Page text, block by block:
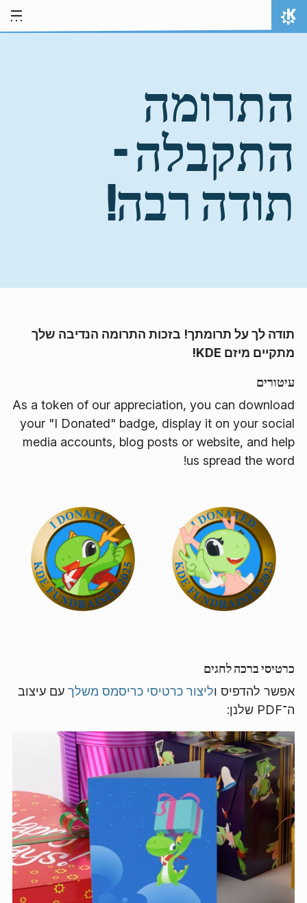
דילוג לתוכן
אתר הבית
התרומה
התקבלה -
תודה רבה!
תודה לך על תרומתך! בזכות התרומה הנדיבה שלך
מתקיים מיזם KDE!
עיטורים
As a token of our appreciation, you can download
your "I Donated" badge, display it on your social
media accounts, blog posts or website, and help
us spread the word!
כרטיסי ברכה לחגים
אפשר להדפיס וליצור כרטיסי כריסמס משלך עם עיצוב
ה־PDF שלנן: